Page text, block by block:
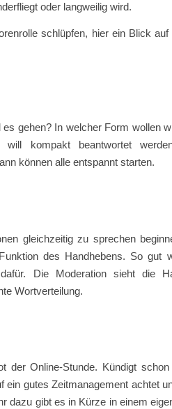
oder langweilig wird.
schlüpfen, hier ein Blick
gehen? In welcher Form wollen
kompakt beantwortet
können alle entspannt starten.
gleichzeitig zu sprechen
des Handhebens. So gut
Die Moderation sieht die
Wortverteilung.
der Online-Stunde. Kündigt
ein gutes Zeitmanagement achtet
dazu gibt es in Kürze in einem